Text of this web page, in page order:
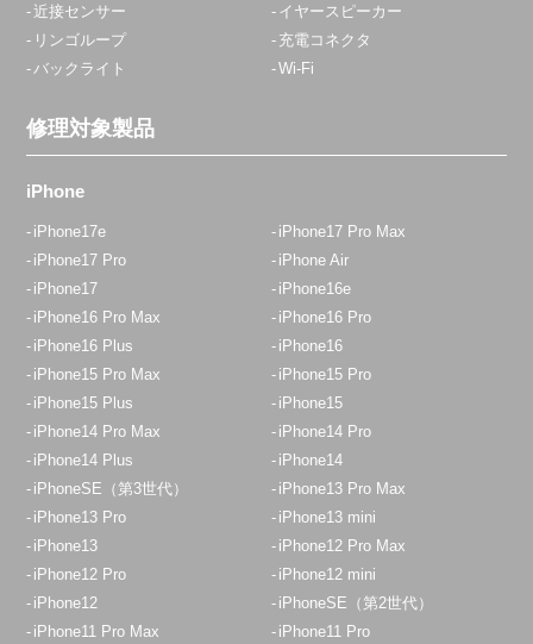
近接センサー
イヤースピーカー
リンゴループ
充電コネクタ
バックライト
Wi-Fi
修理対象製品
iPhone
iPhone17e
iPhone17 Pro Max
iPhone17 Pro
iPhone Air
iPhone17
iPhone16e
iPhone16 Pro Max
iPhone16 Pro
iPhone16 Plus
iPhone16
iPhone15 Pro Max
iPhone15 Pro
iPhone15 Plus
iPhone15
iPhone14 Pro Max
iPhone14 Pro
iPhone14 Plus
iPhone14
iPhoneSE（第3世代）
iPhone13 Pro Max
iPhone13 Pro
iPhone13 mini
iPhone13
iPhone12 Pro Max
iPhone12 Pro
iPhone12 mini
iPhone12
iPhoneSE（第2世代）
iPhone11 Pro Max
iPhone11 Pro